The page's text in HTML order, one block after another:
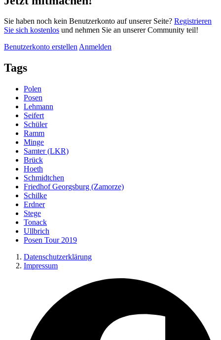
Sie haben noch kein Benutzerkonto auf unserer Seite? Registrieren
Sie sich kostenlos und nehmen Sie an unserer Community teil!
Benutzerkonto erstellenAnmelden
Tags
Polen
Posen
Lehmann
Seifert
Schüler
Ramm
Minge
Samter (LKR)
Brück
Hoeth
Schmidtchen
Friedhof Georgsburg (Zamorze)
Schilke
Erdner
Stege
Tonack
Ullbrich
Posen Tour 2019
Datenschutzerklärung
Impressum